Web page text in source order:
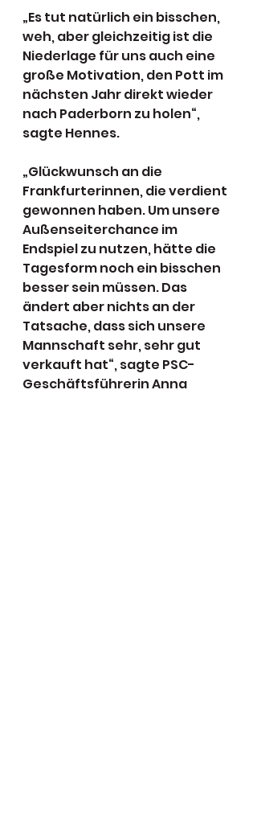
„Es tut natürlich ein bisschen,
weh, aber gleichzeitig ist die
Niederlage für uns auch eine
große Motivation, den Pott im
nächsten Jahr direkt wieder
nach Paderborn zu holen“,
sagte Hennes.
„Glückwunsch an die
Frankfurterinnen, die verdient
gewonnen haben. Um unsere
Außenseiterchance im
Endspiel zu nutzen, hätte die
Tagesform noch ein bisschen
besser sein müssen. Das
ändert aber nichts an der
Tatsache, dass sich unsere
Mannschaft sehr, sehr gut
verkauft hat“, sagte PSC-
Geschäftsführerin Anna